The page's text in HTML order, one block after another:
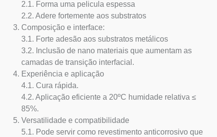
2.1. Forma uma pelicula espessa
2.2. Adere fortemente aos substratos
Composição e interface:
3.1. Forte adesão aos substratos metálicos
3.2. Inclusão de nano materiais que aumentam as
camadas de transição interfacial.
Experiência e aplicação
4.1. Cura rápida.
4.2. Aplicação eficiente a 20ºC humidade relativa ≤
85%.
Versatilidade e compatibilidade
5.1. Pode servir como revestimento anticorrosivo que